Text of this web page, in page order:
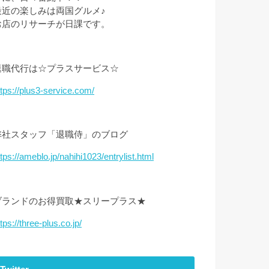
近の楽しみは両国グルメ♪
店のリサーチが日課です。
職代行は☆プラスサービス☆
plus3-service.com/
社スタッフ「退職侍」のブログ
ameblo.jp/nahihi1023/entrylist.html
ランドのお得買取★スリープラス★
three-plus.co.jp/